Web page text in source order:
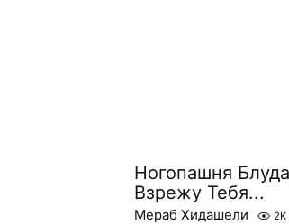
Ногопашня
Взрежу Тебя...
Мераб Хидашели 2K